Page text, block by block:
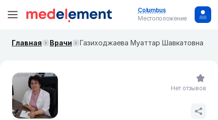
Columbus
Местоположение
Главная Врачи Газиходжаева Муаттар Шавкатовна
Нет отзывов